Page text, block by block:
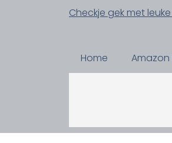
Checkje gek met
Home Amazon